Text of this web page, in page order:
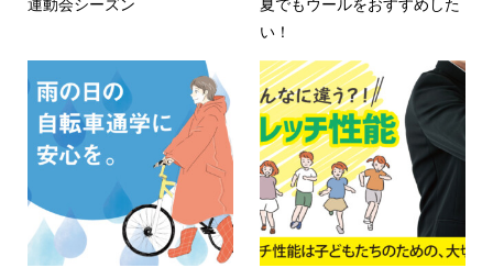
運動会シーズン
夏でもウールをおすすめした
い！